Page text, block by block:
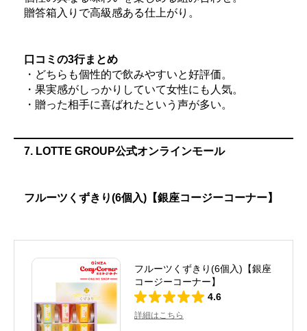
贈答箱入りで高級感ある仕上がり。
口コミの3行まとめ
・どちらも個性的で飲みやすいと好評価。
・果実感がしっかりしていて女性にも人気。
・贈った相手に喜ばれたという声が多い。
7. LOTTE GROUP公式オンラインモール
フルーツくずきり(6個入)【銀座コージーコーナー】
フルーツくずきり(6個入)【銀座
コージーコーナー】
4.6
詳細はこちら